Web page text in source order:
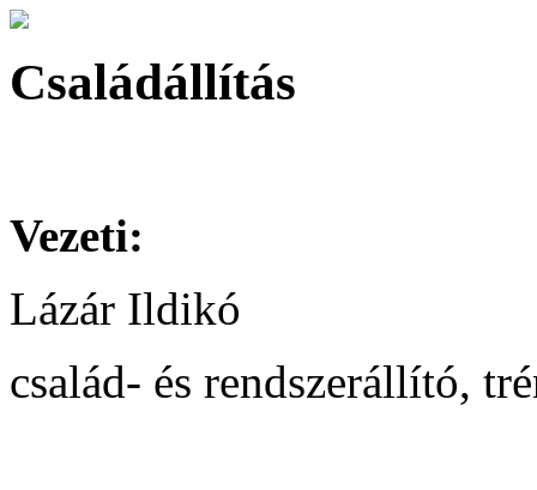
Családállítás
Vezeti:
Lázár Ildikó
család- és rendszerállító,